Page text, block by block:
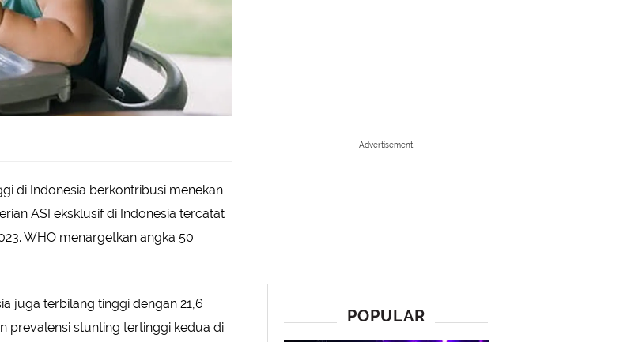
di Indonesia berkontribusi menekan
ASI eksklusif di Indonesia tercatat
WHO menargetkan angka 50
juga terbilang tinggi dengan 21,6
prevalensi stunting tertinggi kedua di
Advertisement
POPULAR